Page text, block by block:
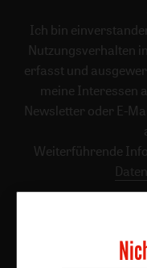
Ich bin
Nutzungsverhalten
erfasst und
meine Interessen
Newsletter oder E-
Weiterführende